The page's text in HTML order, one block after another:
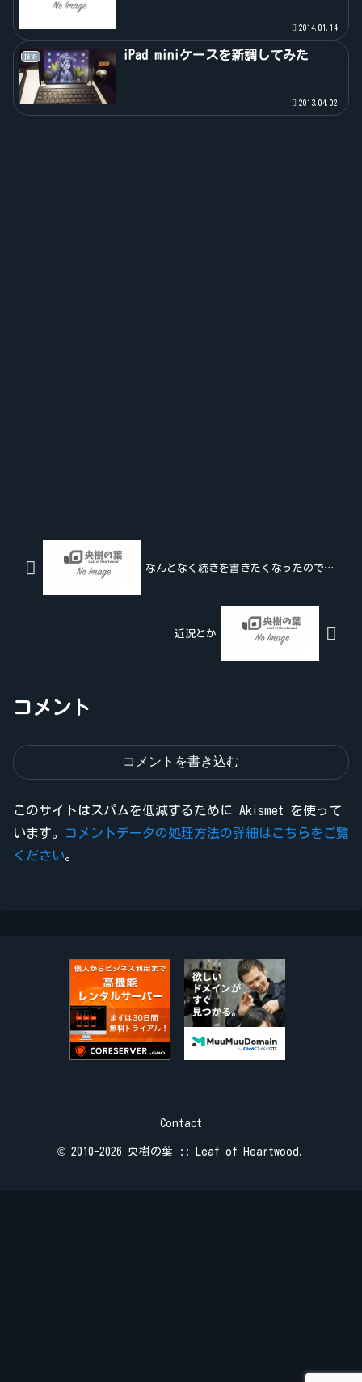
2014.01.14
技術 iPad miniケースを新調してみた
2013.04.02
なんとなく続きを書きたくなったので…
近況とか
コメント
コメントを書き込む
このサイトはスパムを低減するために Akismet を使って
います。
コメントデータの処理方法の詳細はこちらをご覧
ください。
Contact
© 2010-2026 央樹の葉 :: Leaf of Heartwood.